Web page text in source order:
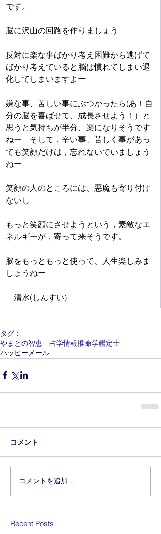
です。
脳に沢山の回路を作りましょう
反対に楽な事ばかり考え困難から逃げて
ばかり考えていると脳は慣れてしまい退
化してしまいますよー
嫌な事、苦しい事にぶつかったら(あ！自
分の脳を喜ばせて、成長させよう！）と
思うと気持ちが半分、楽になりそうです
ねー　そして，辛い事、苦しく事があっ
ても笑顔だけは，忘れないでいましょう
ねー
笑顔の人のところには、悪魔も寄り付け
ないし
もっと笑顔にさせようという，素敵なエ
ネルギーが，寄って来そうです。
脳をもっともっと使って、人生楽しみま
しょうねー
清水(しんすい)
タグ：
やまとの智恵 占学情報推命学鑑定士
ハッピーメール
コメント
コメントを追加…
Recent Posts